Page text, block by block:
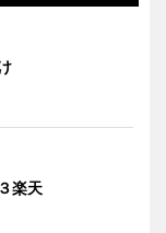
楽天